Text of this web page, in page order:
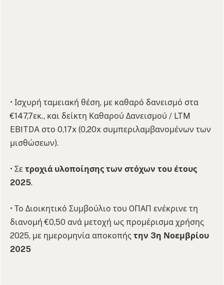
• Ισχυρή ταμειακή θέση, με καθαρό δανεισμό στα
€147,7εκ., και δείκτη Καθαρού Δανεισμού / LTM
EBITDA στο 0,17x (0,20x συμπεριλαμβανομένων των
μισθώσεων).
• Σε τροχιά υλοποίησης των στόχων του έτους
2025.
• Το Διοικητικό Συμβούλιο του OΠΑΠ ενέκρινε τη
διανομή €0,50 ανά μετοχή ως προμέρισμα χρήσης
2025, με ημερομηνία αποκοπής την 3η Νοεμβρίου
2025